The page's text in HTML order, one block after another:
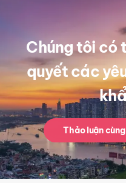
Chúng tôi có
quyết các
Thảo luận